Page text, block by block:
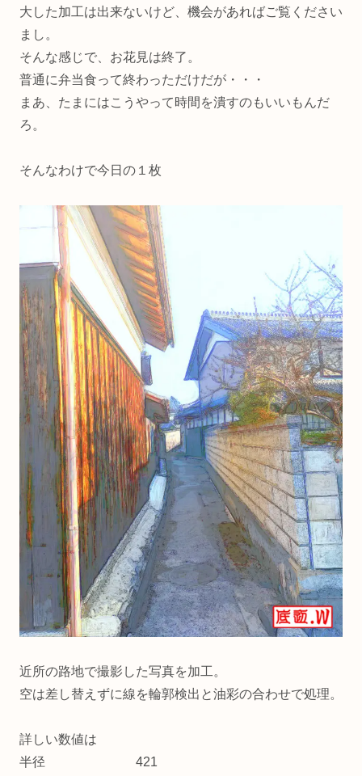
大した加工は出来ないけど、機会があればご覧ください
まし。
そんな感じで、お花見は終了。
普通に弁当食って終わっただけだが・・・
まあ、たまにはこうやって時間を潰すのもいいもんだ
ろ。
そんなわけで今日の１枚
近所の路地で撮影した写真を加工。
空は差し替えずに線を輪郭検出と油彩の合わせで処理。
詳しい数値は
半径 421